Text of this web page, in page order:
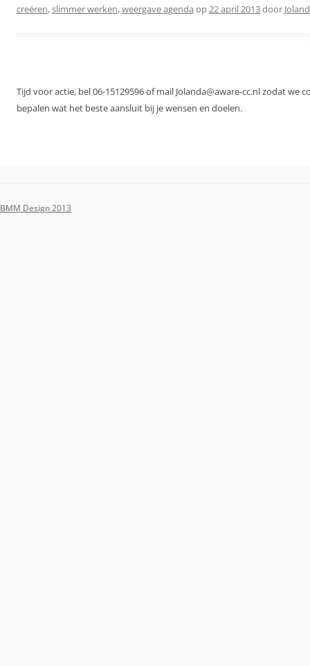
creëren,slimmer werken,weergave agenda op22 april 2013door
Tijd voor actie, bel 06-15129596 of mail Jolanda@aware-cc.nl zodat we
bepalen wat het beste aansluit bij je wensen en doelen.
BMM Design 2013